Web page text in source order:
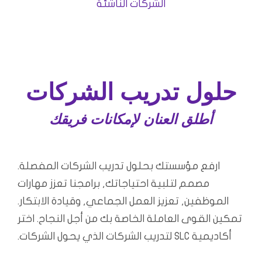
الشركات الناشئة
حلول تدريب الشركات
أطلق العنان لإمكانات فريقك
ارفع مؤسستك بحلول تدريب الشركات المفصلة.
مصمم لتلبية احتياجاتك, برامجنا تعزز مهارات
الموظفين, تعزيز العمل الجماعي, وقيادة الابتكار.
تمكين القوى العاملة الخاصة بك من أجل النجاح. اختر
أكاديمية SLC لتدريب الشركات الذي يحول الشركات.